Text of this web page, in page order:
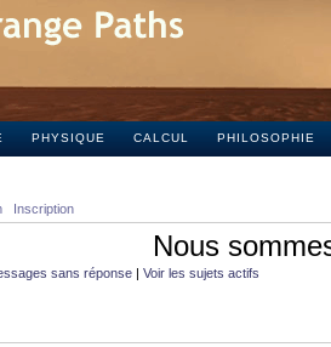
PHYSIQUE CALCUL PHILOSOPHIE
Inscription
Nous
sans réponse | Voir les sujets actifs